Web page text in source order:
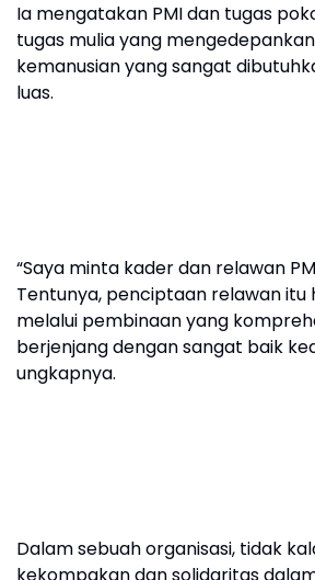
Ia mengatakan PMI dan tugas
tugas mulia yang
kemanusian yang sangat
luas.
“Saya minta kader dan relawan
Tentunya, penciptaan relawan itu
melalui pembinaan yang
berjenjang dengan sangat baik
ungkapnya.
Dalam sebuah organisasi, tidak